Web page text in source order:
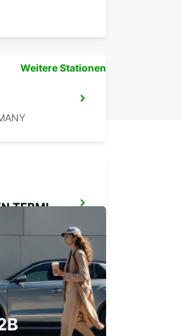
FRANKFURT FLUGHAFEN TERMINAL 3
Weitere Stationen